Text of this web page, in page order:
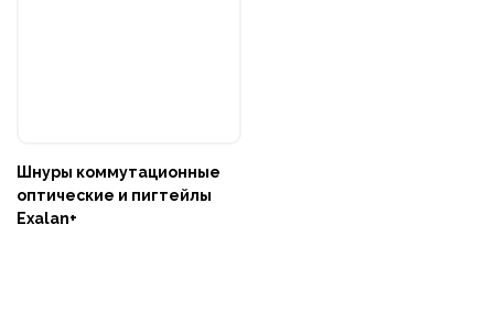
Шнуры коммутационные
оптические и пигтейлы
Exalan+